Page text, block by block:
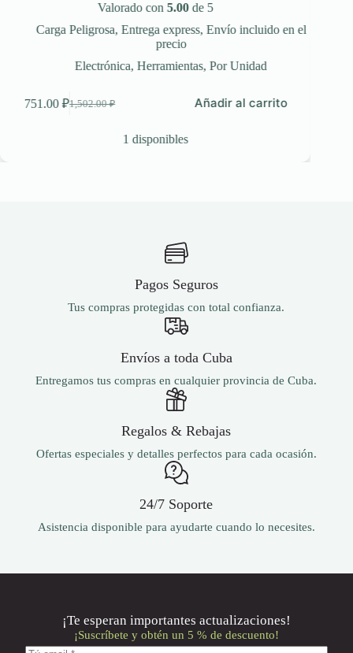
Valorado con 5.00de 5
Carga Peligrosa, Entrega express, Envío incluido en el
precio
Electrónica,Herramientas,Por Unidad
1,502.00₽
El
751.00₽El
Añadir al carrito
1 disponibles
Pagos Seguros
Tus compras protegidas con total confianza.
Envíos a toda Cuba
Entregamos tus compras en cualquier provincia de Cuba.
Regalos & Rebajas
Ofertas especiales y detalles perfectos para cada ocasión.
24/7 Soporte
Asistencia disponible para ayudarte cuando lo necesites.
¡Te esperan importantes actualizaciones!
¡Suscríbete y obtén un 5 % de descuento!